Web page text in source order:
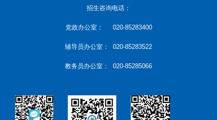
招生咨询电话：
党政办公室： 020-85283400
辅导员办公室： 020-85283522
教务员办公室： 020-85285066